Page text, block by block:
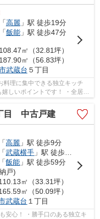
「高麗」駅 徒歩19分
「飯能」駅 徒歩47分
㎡（32.81坪）
㎡（56.83坪）
武蔵台 ５丁目
料理に集中できる独立キッチ
しいポイントです！ ・全居室
目 中古戸建
「高麗 」駅 徒歩9分
「武蔵横手 」駅 徒歩37分
「飯能 」駅 徒歩59分
戸)
㎡（33.31坪）
㎡（50.09坪）
武蔵台 １丁目
安心！ ・勝手口のある独立キ